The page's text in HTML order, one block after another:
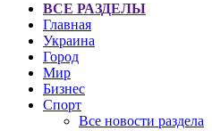
ВСЕ РАЗДЕЛЫ
Главная
Украина
Город
Мир
Бизнес
Спорт
Все новости раздела